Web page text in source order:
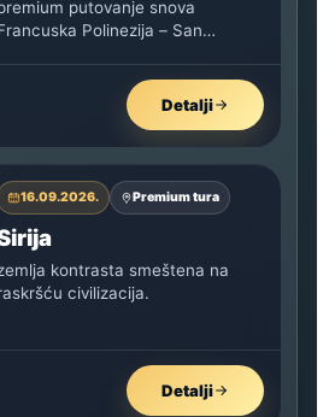
putovanje snova
Polinezija – San
Detalji
16.09.2026. Premium tura
kontrasta smeštena na
civilizacija.
Detalji